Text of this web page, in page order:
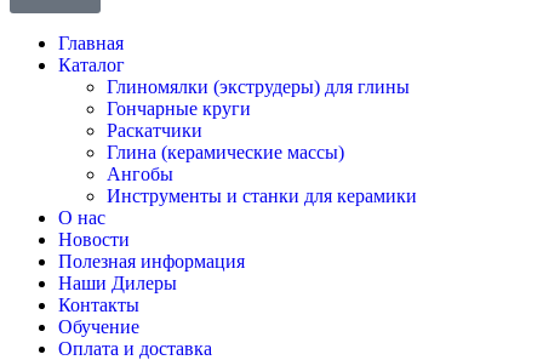
Главная
Каталог
Глиномялки (экструдеры) для глины
Гончарные круги
Раскатчики
Глина (керамические массы)
Ангобы
Инструменты и станки для керамики
О нас
Новости
Полезная информация
Наши Дилеры
Контакты
Обучение
Оплата и доставка